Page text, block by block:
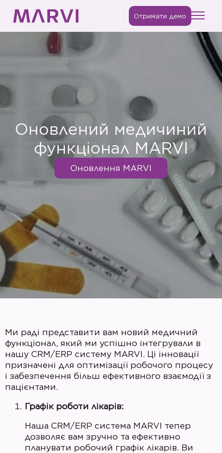
Отримати демо
Оновлений медичиний
функціонал MARVI
Оновлення MARVI
Ми раді представити вам новий медичний
функціонал, який ми успішно інтегрували в
нашу CRM/ERP систему MARVI. Ці інновації
призначені для оптимізації робочого процесу
і забезпечення більш ефективного взаємодії з
пацієнтами.
Графік роботи лікарів:
Наша CRM/ERP система MARVI тепер
дозволяє вам зручно та ефективно
планувати робочий графік лікарів. Ви